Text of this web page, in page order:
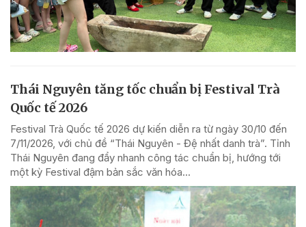
Thái Nguyên tăng tốc chuẩn bị Festival Trà
Quốc tế 2026
Festival Trà Quốc tế 2026 dự kiến diễn ra từ ngày 30/10 đến
7/11/2026, với chủ đề “Thái Nguyên - Đệ nhất danh trà”. Tỉnh
Thái Nguyên đang đẩy nhanh công tác chuẩn bị, hướng tới
một kỳ Festival đậm bản sắc văn hóa...